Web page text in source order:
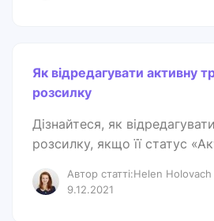
Як відредагувати активну
розсилку
Дізнайтеся, як
розсилку, якщо її статус
Автор статті:Helen Holovach
9.12.2021